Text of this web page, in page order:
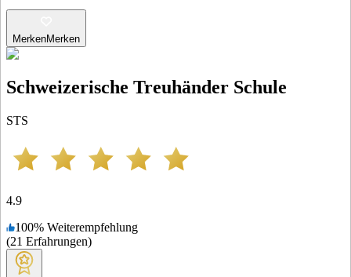
MerkenMerken
Schweizerische Treuhänder Schule
STS
4.9
100% Weiterempfehlung
(21 Erfahrungen)